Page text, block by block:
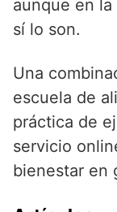
aunque en
sí lo son.
Una
escuela de
práctica de
servicio
bienestar en